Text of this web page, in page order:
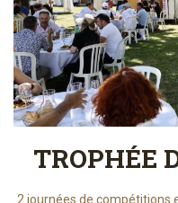
TROPHÉE
2 journées de compétitions